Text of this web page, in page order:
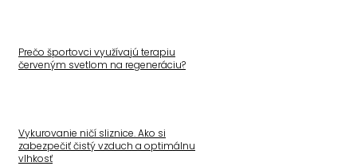
Prečo športovci využívajú terapiu
červeným svetlom na regeneráciu?
Vykurovanie ničí sliznice. Ako si
zabezpečiť čistý vzduch a optimálnu
vlhkosť